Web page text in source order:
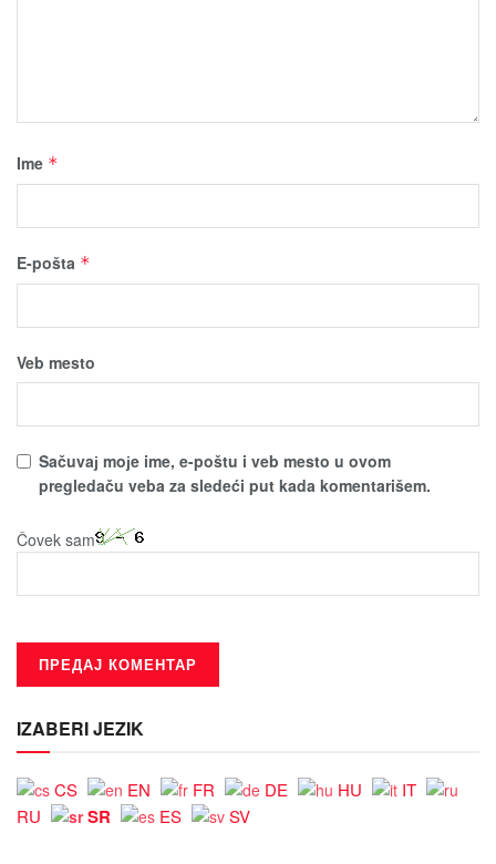
Ime *
E-pošta *
Veb mesto
Sačuvaј moјe ime, e-poštu i veb mesto u ovom
pregledaču veba za sledeći put kada komentarišem.
Čovek sam
IZABERI JEZIK
CS EN FR DE HU
IT
RU
SR ES SV